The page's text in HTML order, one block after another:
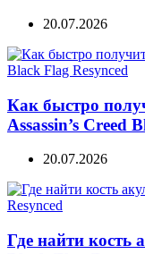
20.07.2026
Как быстро
Assassin’s Creed
20.07.2026
Где найти кость